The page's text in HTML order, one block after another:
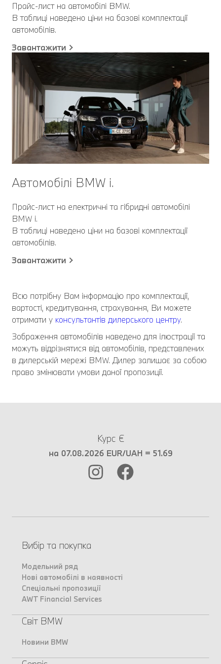
Прайс-лист на автомобілі BMW.
В таблиці наведено ціни на базові комплектації
автомобілів.
Завантажити
Автомобілі BMW i.
Прайс-лист на електричні та гібридні автомобілі
BMW i.
В таблиці наведено ціни на базові комплектації
автомобілів.
Завантажити
Всю потрібну Вам інформацію про комплектації,
вартості, кредитування, страхування, Ви можете
отримати у консультантів дилерського центру.
Зображення автомобілів наведено для ілюстрації та
можуть відрізнятися від автомобілів, представлених
в дилерській мережі BMW. Дилер залишає за собою
право змінювати умови даної пропозиції.
Курс €
на 07.08.2026 EUR/UAH = 51.69
Вибір та покупка
Модельний ряд
Нові автомобілі в наявності
Спеціальні пропозиції
AWT Financial Services
Світ BMW
Новини BMW